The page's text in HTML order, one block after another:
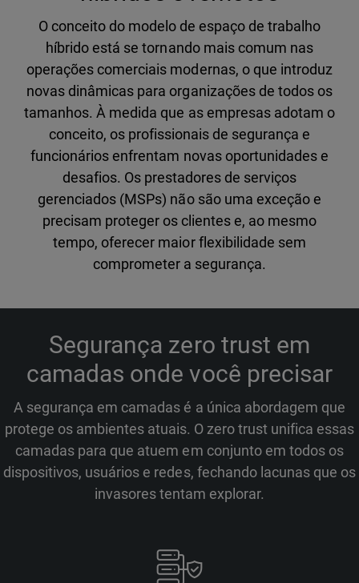
O conceito do modelo de espaço de trabalho
híbrido está se tornando mais comum nas
operações comerciais modernas, o que introduz
novas dinâmicas para organizações de todos os
tamanhos. À medida que as empresas adotam o
conceito, os profissionais de segurança e
funcionários enfrentam novas oportunidades e
desafios. Os prestadores de serviços
gerenciados (MSPs) não são uma exceção e
precisam proteger os clientes e, ao mesmo
tempo, oferecer maior flexibilidade sem
comprometer a segurança.
Segurança zero trust em
camadas onde você precisar
A segurança em camadas é a única abordagem que
protege os ambientes atuais. O zero trust unifica essas
camadas para que atuem em conjunto em todos os
dispositivos, usuários e redes, fechando lacunas que os
invasores tentam explorar.